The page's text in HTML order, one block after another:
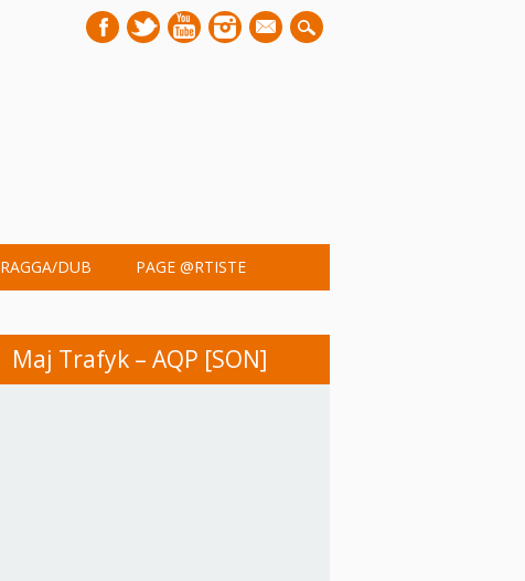
mail
RAGGA/DUB PAGE @RTISTE
Maj Trafyk – AQP [SON]